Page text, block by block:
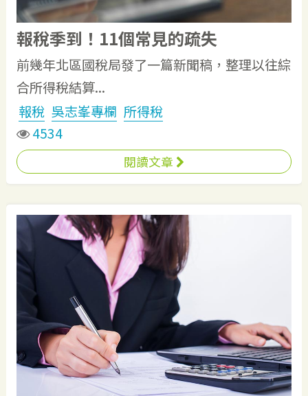
報稅季到！11個常見的疏失
前幾年北區國稅局發了一篇新聞稿，整理以往綜
合所得稅結算...
報稅 吳志峯專欄 所得稅
4534
閱讀文章